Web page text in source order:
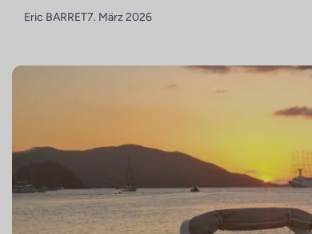
Eric BARRET7. März 2026